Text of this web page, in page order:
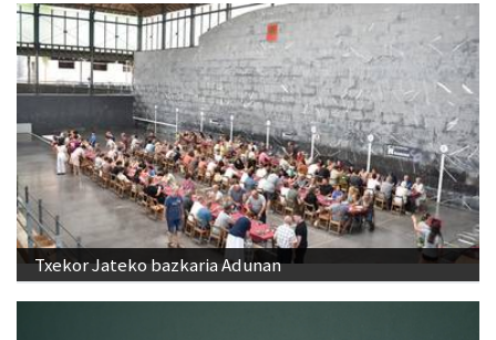
Txekor Jateko bazkaria Adunan